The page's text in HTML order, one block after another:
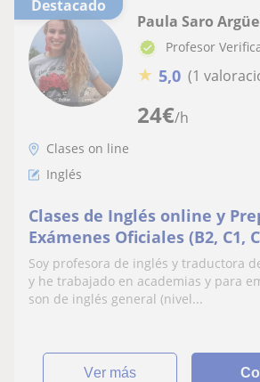
Destacado
24€/h
Paula Saro
Profesor
★ 5,0 (1
Clases on line
Inglés
Clases de Inglés online y
Exámenes Oficiales (B2, C1,
experiencia
Soy profesora de inglés y traductora
y he trabajado en academias y para
son de inglés general (nivel...
ver más